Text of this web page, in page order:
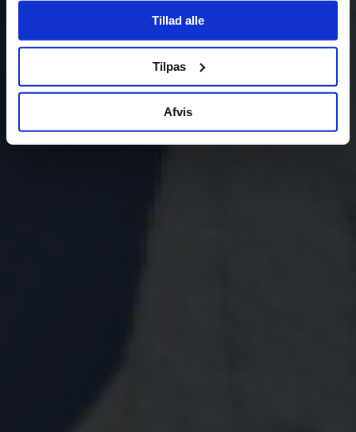
Tillad alle
Tilpas
Afvis